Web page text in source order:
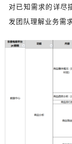
对已知需求的详尽
发团队理解业务需求